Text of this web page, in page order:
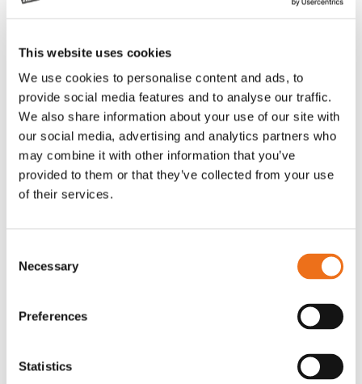
This website uses cookies
We use cookies to personalise content and ads, to
provide social media features and to analyse our traffic.
We also share information about your use of our site with
our social media, advertising and analytics partners who
may combine it with other information that you’ve
provided to them or that they’ve collected from your use
of their services.
Selection
Necessary
Preferences
Statistics
Lägg till i varukorg
Rotor, komplett med slagor
OR80013456G
(ex. moms)
Grön truckknapp
A00220
kr (ex. moms)
Rotor teeth 8t/6k 7.5Gr/8 R6/14 Rotor teeth 8t/6k 0Gr/8 R6/14